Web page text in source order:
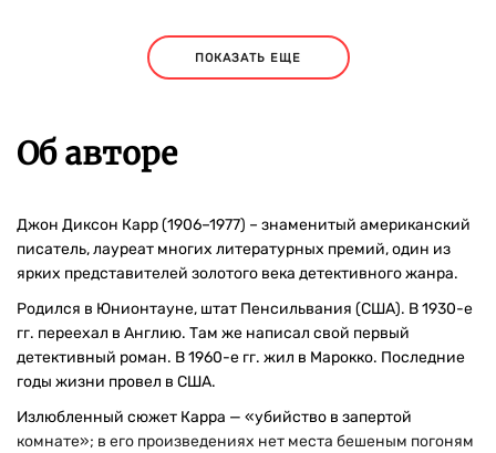
ПОКАЗАТЬ ЕЩЕ
Об авторе
Джон Диксон Карр (1906–1977) – знаменитый американский
писатель, лауреат многих литературных премий, один из
ярких представителей золотого века детективного жанра.
Родился в Юнионтауне, штат Пенсильвания (США). В 1930-е
гг. переехал в Англию. Там же написал свой первый
детективный роман. В 1960-е гг. жил в Марокко. Последние
годы жизни провел в США.
Излюбленный сюжет Карра — «убийство в запертой
комнате»; в его произведениях нет места бешеным погоням